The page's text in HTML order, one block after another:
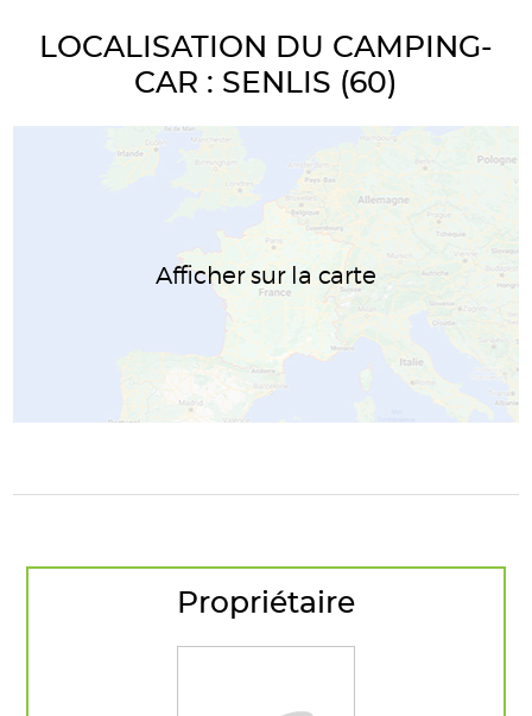
LOCALISATION DU CAMPING-
CAR : SENLIS (60)
Afficher sur la carte
Propriétaire